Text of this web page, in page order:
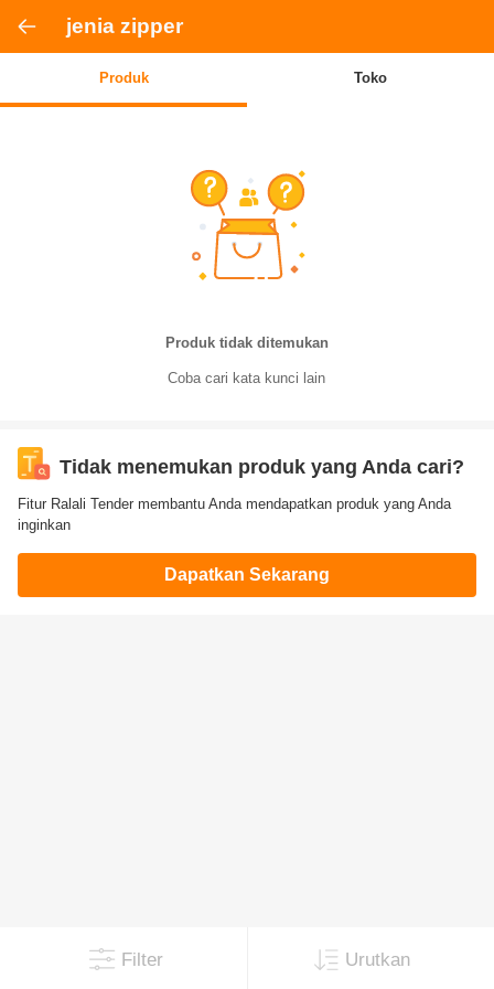
jenia zipper
Produk Toko
Produk tidak ditemukan
Coba cari kata kunci lain
Tidak menemukan produk yang Anda cari?
Fitur Ralali Tender membantu Anda mendapatkan produk yang Anda
inginkan
Dapatkan Sekarang
Filter Urutkan